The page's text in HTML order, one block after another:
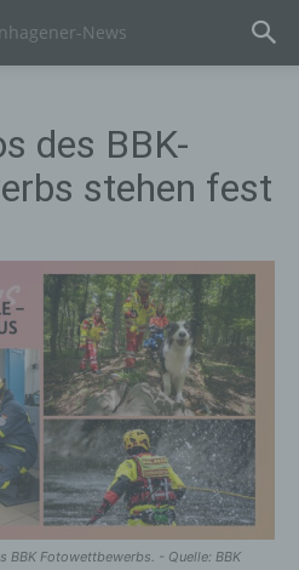
des BBK-
stehen fest
BBK Fotowettbewerbs. - Quelle: BBK